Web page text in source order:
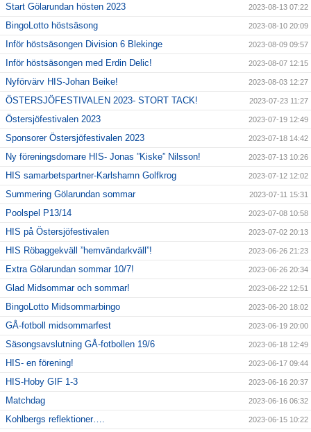
Start Gölarundan hösten 2023 2023-08-13 07:22
BingoLotto höstsäsong 2023-08-10 20:09
Inför höstsäsongen Division 6 Blekinge 2023-08-09 09:57
Inför höstsäsongen med Erdin Delic! 2023-08-07 12:15
Nyförvärv HIS-Johan Beike! 2023-08-03 12:27
ÖSTERSJÖFESTIVALEN 2023- STORT TACK! 2023-07-23 11:27
Östersjöfestivalen 2023 2023-07-19 12:49
Sponsorer Östersjöfestivalen 2023 2023-07-18 14:42
Ny föreningsdomare HIS- Jonas ”Kiske” Nilsson! 2023-07-13 10:26
HIS samarbetspartner-Karlshamn Golfkrog 2023-07-12 12:02
Summering Gölarundan sommar 2023-07-11 15:31
Poolspel P13/14 2023-07-08 10:58
HIS på Östersjöfestivalen 2023-07-02 20:13
HIS Röbaggekväll ”hemvändarkväll”! 2023-06-26 21:23
Extra Gölarundan sommar 10/7! 2023-06-26 20:34
Glad Midsommar och sommar! 2023-06-22 12:51
BingoLotto Midsommarbingo 2023-06-20 18:02
GÅ-fotboll midsommarfest 2023-06-19 20:00
Säsongsavslutning GÅ-fotbollen 19/6 2023-06-18 12:49
HIS- en förening! 2023-06-17 09:44
HIS-Hoby GIF 1-3 2023-06-16 20:37
Matchdag 2023-06-16 06:32
Kohlbergs reflektioner…. 2023-06-15 10:22